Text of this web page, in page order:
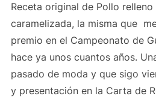
Receta original de Pollo relleno
caramelizada, la misma que
premio en el Campeonato de
hace ya unos cuantos años.
pasado de moda y que sigo
y presentación en la Carta de